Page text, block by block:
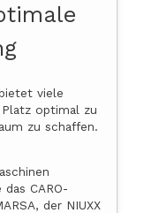
viele
optimal zu
zu schaffen.
CARO-
der NIUXX